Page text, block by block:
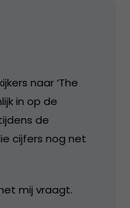
naar ‘The
in op de
de
cijfers nog net
mij vraagt.